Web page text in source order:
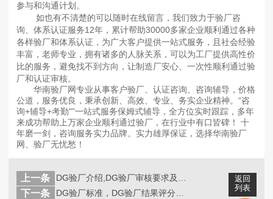
参与和沟通计划。
如也有不清楚的可以随时在线留言，我们致力于验厂咨
询、体系认证服务12年，累计帮助30000多家企业顺利通过各种
各样验厂和体系认证，为广大客户提供一站式服务，且社会经验
丰富，老师专业，拥有诸多的人脉关系，可以为工厂提供高性价
比的服务，避免找不到方向，让制造厂安心、一次性顺利通过验
厂和认证审核。
华南验厂网专业从事客户验厂、认证咨询、咨询辅导，价格
公道，服务优良，秉承创新、高效、专业、务实企业精神。“咨
询+辅导+考勤"”一站式服务保姆式辅导，全方位实时跟踪，多年
来成功帮助上万家企业顺利通过验厂，在行业中有口皆碑！ 十
年磨一剑，咨询服务实力品牌。实力雄厚保证，选择华南验厂
网、验厂无忧愁！
返回
列表
上一条
下一条